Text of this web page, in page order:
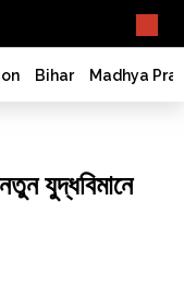
Bihar Madhya
যুদ্ধবিমানে